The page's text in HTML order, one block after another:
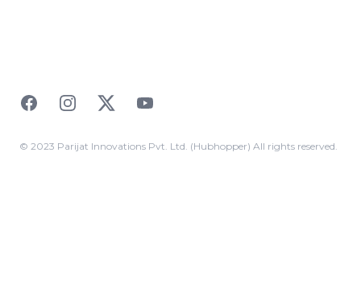
FacebookInstagramTwitterYouTube
© 2023 Parijat Innovations Pvt. Ltd. (Hubhopper) All rights reserved.